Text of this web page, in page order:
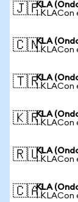
🇯🇵KLA
1
🇨🇳KLA
1 KLACon
🇹🇷KLA
1
🇰🇷KLA
1
🇷🇺KLA
1 KLACon
🇨🇦KLA
1